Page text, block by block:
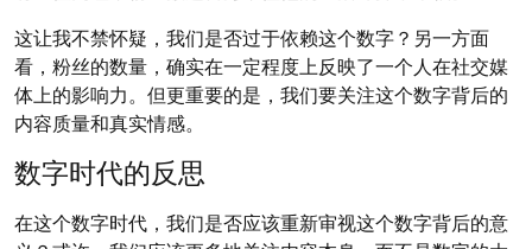
这让我不禁怀疑，我们是否过于依赖这个数字？另一方面
看，粉丝的数量，确实在一定程度上反映了一个人在社交媒
体上的影响力。但更重要的是，我们要关注这个数字背后的
内容质量和真实情感。
数字时代的反思
在这个数字时代，我们是否应该重新审视这个数字背后的意